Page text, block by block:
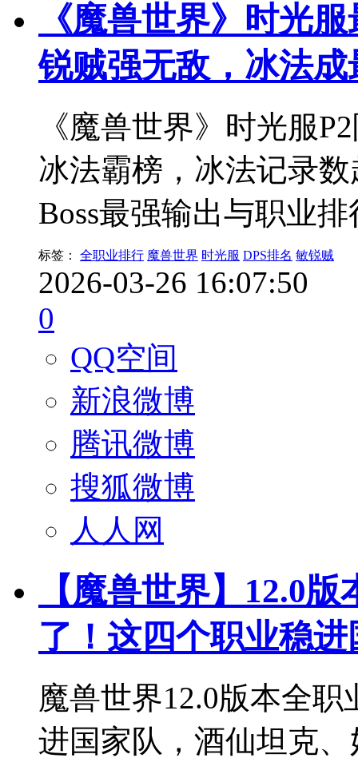
《魔兽世界》时光
锐贼强无敌，冰法成
《魔兽世界》时光服
冰法霸榜，冰法记录
Boss最强输出与职业
标签： 全职业排行 魔兽世界 时光服 DPS排名 敏锐贼
2026-03-26 16:07:50
0
QQ空间
新浪微博
腾讯微博
搜狐微博
人人网
【魔兽世界】12.0
了！这四个职业稳进
魔兽世界12.0版本全
进国家队，酒仙坦克